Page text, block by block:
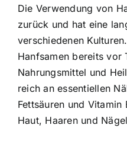
Die Verwendung von
zurück und hat eine
verschiedenen
Hanfsamen bereits vor
Nahrungsmittel und
reich an essentiellen
Fettsäuren und
Haut, Haaren und